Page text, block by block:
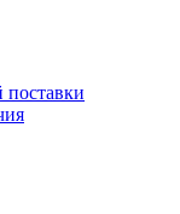
поставки